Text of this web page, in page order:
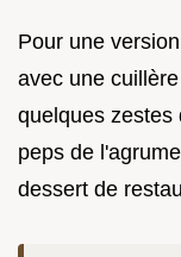
Pour une
avec une
quelques zestes
peps de
dessert de